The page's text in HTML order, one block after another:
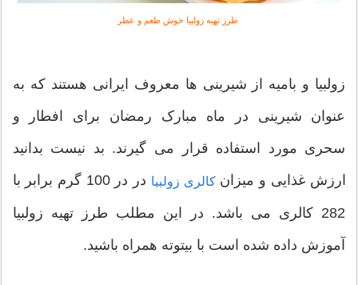
طرز تهیه زولبیا خوش طعم و عطر
زولبیا و بامیه از شیرینی ها معروف ایرانی هستند که به
عنوان شیرینی در ماه مبارک رمضان برای افطار و
سحری مورد استفاده قرار می گیرند. بد نیست بدانید
ارزش غذایی و میزانکالری زولبیا در در 100 گرم برابر با
282 کالری می باشد. در این مطلب طرز تهیه زولبیا
آموزش داده شده است با بیتوته همراه باشید.